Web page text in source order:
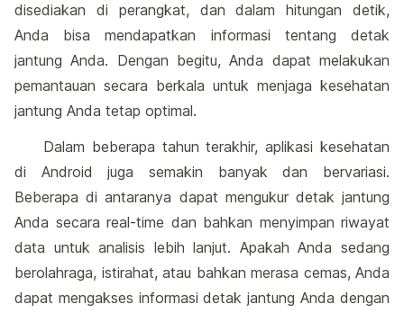
disediakan di perangkat, dan dalam hitungan detik,
Anda bisa mendapatkan informasi tentang detak
jantung Anda. Dengan begitu, Anda dapat melakukan
pemantauan secara berkala untuk menjaga kesehatan
jantung Anda tetap optimal.
Dalam beberapa tahun terakhir, aplikasi kesehatan
di Android juga semakin banyak dan bervariasi.
Beberapa di antaranya dapat mengukur detak jantung
Anda secara real-time dan bahkan menyimpan riwayat
data untuk analisis lebih lanjut. Apakah Anda sedang
berolahraga, istirahat, atau bahkan merasa cemas, Anda
dapat mengakses informasi detak jantung Anda dengan